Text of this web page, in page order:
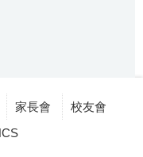
家長會
校友會